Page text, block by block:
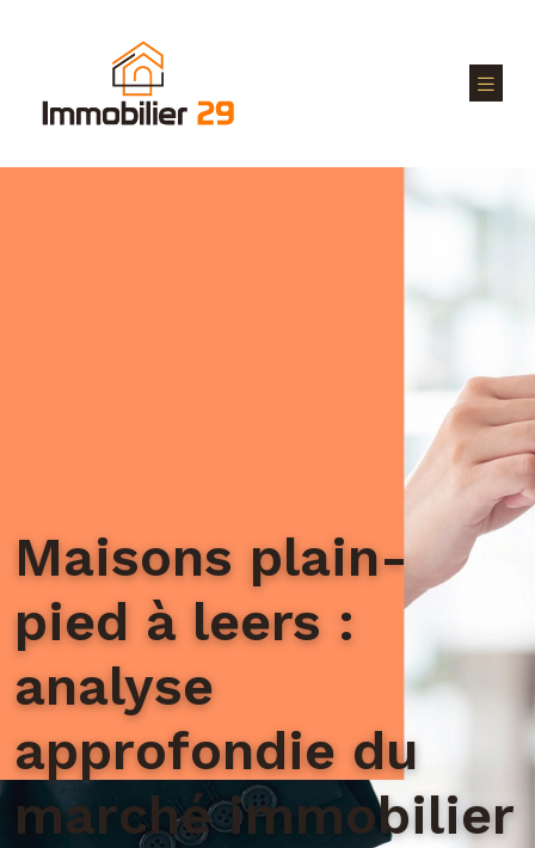
Maisons plain-
pied à leers :
analyse
approfondie du
marché immobilier